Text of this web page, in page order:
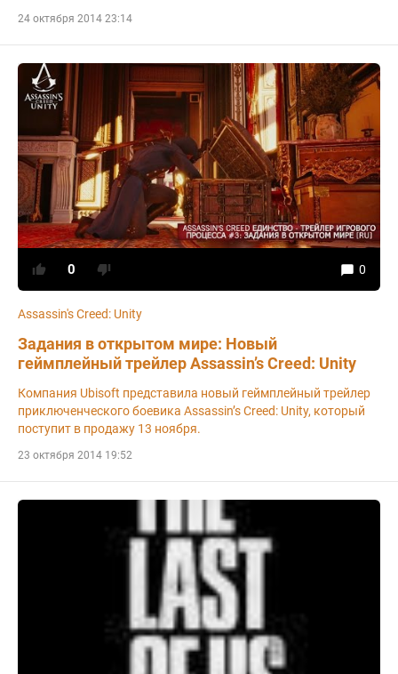
24 октября 2014 23:14
Задания в открытом мире: Новый
геймплейный трейлер Assаssin’s Creed: Unity
Assassin's Creed: Unity
Компания Ubisoft представила новый геймплейный трейлер
приключенческого боевика Assassin’s Creed: Unity, который
поступит в продажу 13 ноября.
0 0
23 октября 2014 19:52